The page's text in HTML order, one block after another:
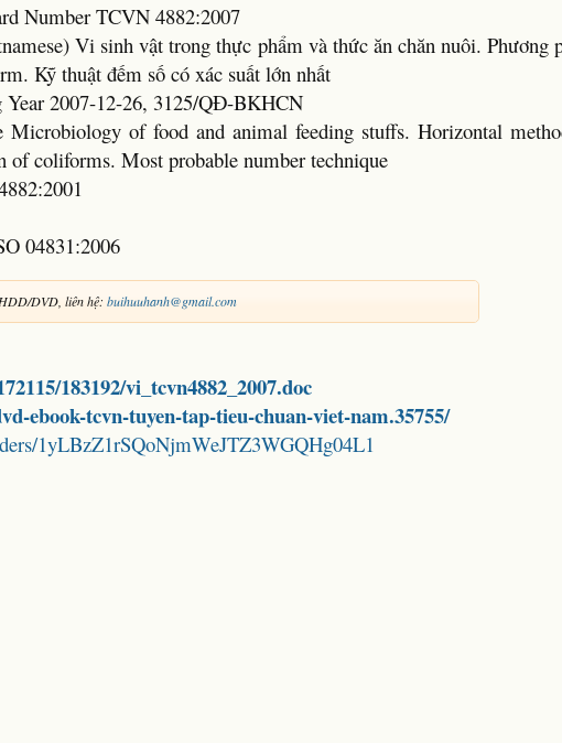
Number TCVN 4882:2007
Vi sinh vật trong thực phẩm và thức ăn chăn nuôi. Phương
Kỹ thuật đếm số có xác suất lớn nhất
Year 2007-12-26, 3125/QĐ-BKHCN
of food and animal feeding stuffs. Horizontal
of coliforms. Most probable number technique
04831:2006
DVD, liên hệ:buihuuhanh@gmail.com
183192/vi_tcvn4882_2007.doc
ebook-tcvn-tuyen-tap-tieu-chuan-viet-nam.35755/
1yLBzZ1rSQoNjmWeJTZ3WGQHg04L1